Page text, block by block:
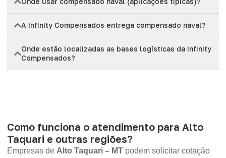
A Infinity Compensados entrega compensado naval?
Onde estão localizadas as bases logísticas da Infinity
Compensados?
Como funciona o atendimento para Alto
Taquari e outras regiões?
Empresas de Alto Taquari – MT podem solicitar cotação